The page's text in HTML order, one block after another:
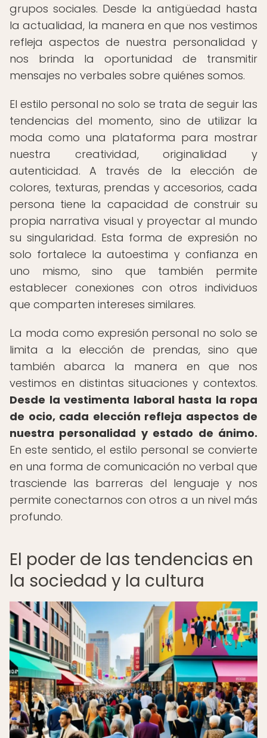
grupos sociales. Desde la antigüedad hasta
la actualidad, la manera en que nos vestimos
refleja aspectos de nuestra personalidad y
nos brinda la oportunidad de transmitir
mensajes no verbales sobre quiénes somos.
El estilo personal no solo se trata de seguir las
tendencias del momento, sino de utilizar la
moda como una plataforma para mostrar
nuestra creatividad, originalidad y
autenticidad. A través de la elección de
colores, texturas, prendas y accesorios, cada
persona tiene la capacidad de construir su
propia narrativa visual y proyectar al mundo
su singularidad. Esta forma de expresión no
solo fortalece la autoestima y confianza en
uno mismo, sino que también permite
establecer conexiones con otros individuos
que comparten intereses similares.
La moda como expresión personal no solo se
limita a la elección de prendas, sino que
también abarca la manera en que nos
vestimos en distintas situaciones y contextos.
Desde la vestimenta laboral hasta la ropa
de ocio, cada elección refleja aspectos de
nuestra personalidad y estado de ánimo.
En este sentido, el estilo personal se convierte
en una forma de comunicación no verbal que
trasciende las barreras del lenguaje y nos
permite conectarnos con otros a un nivel más
profundo.
El poder de las tendencias en
la sociedad y la cultura